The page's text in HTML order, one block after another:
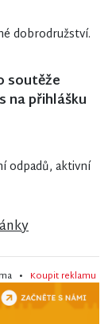
dobrodružství.
soutěže
na přihlášku
odpadů, aktivní
• Koupit reklamu